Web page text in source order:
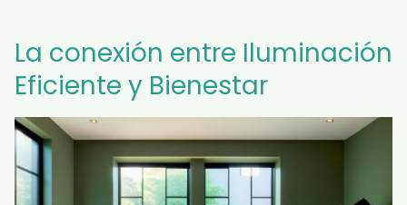
La conexión entre Iluminación
Eficiente y Bienestar